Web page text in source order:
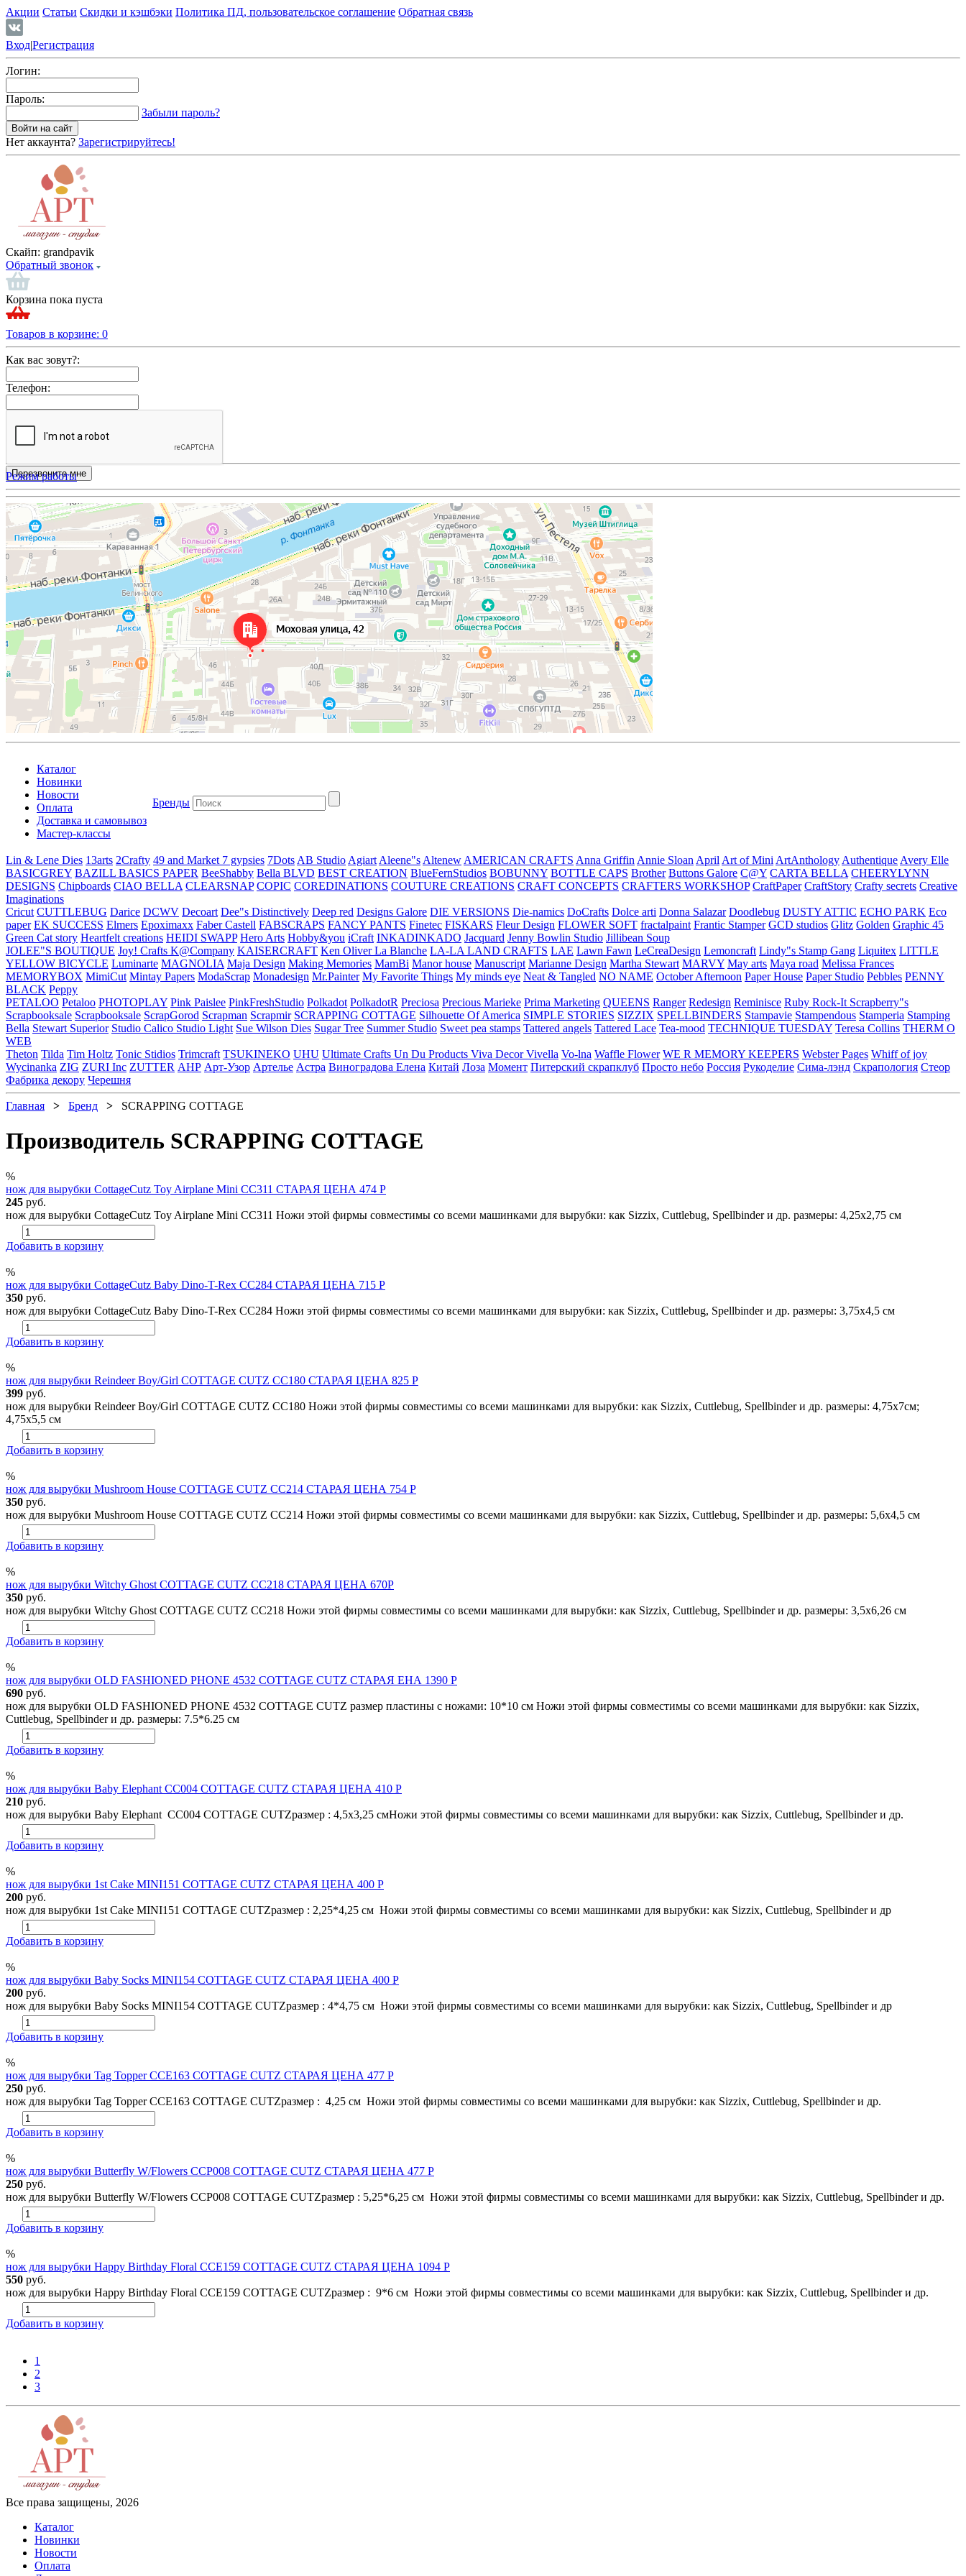
Акции Статьи Скидки и кэшбэки Политика ПД, пользовательское соглашение Обратная связь
Вход|Регистрация
Логин:
Пароль:
Забыли пароль?
Нет аккаунта? Зарегистрируйтесь!
Скайп: grandpavik
Обратный звонок
Корзина пока пуста
Товаров в корзине: 0
Как вас зовут?:
Телефон:
Режим работы
Каталог
Новинки
Новости
Оплата
Доставка и самовывоз
Мастер-классы
Бренды
Lin & Lene Dies 13arts 2Crafty 49 and Market 7 gypsies 7Dots AB Studio Agiart Aleene"s Altenew AMERICAN CRAFTS Anna Griffin Annie Sloan April Art of Mini ArtAnthology Authentique Avery Elle
BASICGREY BAZILL BASICS PAPER BeeShabby Bella BLVD BEST CREATION BlueFernStudios BOBUNNY BOTTLE CAPS Brother Buttons Galore C@Y CARTA BELLA CHEERYLYNN
DESIGNS Chipboards CIAO BELLA CLEARSNAP COPIC COREDINATIONS COUTURE CREATIONS CRAFT CONCEPTS CRAFTERS WORKSHOP CraftPaper CraftStory Crafty secrets Creative
Imaginations
Cricut CUTTLEBUG Darice DCWV Decoart Dee"s Distinctively Deep red Designs Galore DIE VERSIONS Die-namics DoCrafts Dolce arti Donna Salazar Doodlebug DUSTY ATTIC ECHO PARK Eco
paper EK SUCCESS Elmers Epoximaxx Faber Castell FABSCRAPS FANCY PANTS Finetec FISKARS Fleur Design FLOWER SOFT fractalpaint Frantic Stamper GCD studios Glitz Golden Graphic 45
Green Cat story Heartfelt creations HEIDI SWAPP Hero Arts Hobby&you iCraft INKADINKADO Jacquard Jenny Bowlin Studio Jillibean Soup
JOLEE"S BOUTIQUE Joy! Crafts K@Company KAISERCRAFT Ken OliverLa Blanche LA-LA LAND CRAFTS LAE Lawn Fawn LeCreaDesign Lemoncraft Lindy"s Stamp Gang Liquitex LITTLE
YELLOW BICYCLE Luminarte MAGNOLIA Maja Design Making Memories MamBi Manor house Manuscript Marianne Design Martha Stewart MARVY May arts Maya road Melissa Frances
MEMORYBOX MimiCut Mintay Papers ModaScrap Monadesign Mr.Painter My Favorite Things My minds eye Neat & Tangled NO NAME October Afternoon Paper House Paper Studio Pebbles PENNY
BLACK Peppy
PETALOO Petaloo PHOTOPLAY Pink Paislee PinkFreshStudio Polkadot PolkadotR Preciosa Precious Marieke Prima Marketing QUEENS Ranger Redesign Reminisce Ruby Rock-It Scrapberry"s
Scrapbooksale Scrapbooksale ScrapGorod Scrapman Scrapmir SCRAPPING COTTAGE Silhouette Of America SIMPLE STORIES SIZZIX SPELLBINDERS Stampavie Stampendous Stamperia Stamping
Bella Stewart Superior Studio Calico Studio Light Sue Wilson Dies Sugar Tree Summer Studio Sweet pea stamps Tattered angels Tattered Lace Tea-mood TECHNIQUE TUESDAY Teresa Collins THERM O
WEB
Theton Tilda Tim Holtz Tonic Stidios Trimcraft TSUKINEKO UHU Ultimate Crafts Un Du Products Viva DecorVivella Vo-lna Waffle Flower WE R MEMORY KEEPERS Webster Pages Whiff of joy
Wycinanka ZIG ZURI Inc ZUTTER АНР Арт-Узор Артелье Астра Виноградова Елена Китай Лоза Момент Питерский скрапклуб Просто небо Россия Рукоделие Сима-лэнд Скрапология Стеор
Фабрика декору Черешня
Главная > Бренд > SCRAPPING COTTAGE
Производитель SCRAPPING COTTAGE
%
нож для вырубки CottageCutz Toy Airplane Mini CC311 СТАРАЯ ЦЕНА 474 Р
245 руб.
нож для вырубки CottageCutz Toy Airplane Mini CC311 Ножи этой фирмы совместимы со всеми машинками для вырубки: как Sizzix, Cuttlebug, Spellbinder и др. размеры: 4,25х2,75 см
Добавить в корзину
%
нож для вырубки CottageCutz Baby Dino-T-Rex CC284 СТАРАЯ ЦЕНА 715 Р
350 руб.
нож для вырубки CottageCutz Baby Dino-T-Rex CC284 Ножи этой фирмы совместимы со всеми машинками для вырубки: как Sizzix, Cuttlebug, Spellbinder и др. размеры: 3,75x4,5 см
Добавить в корзину
%
нож для вырубки Reindeer Boy/Girl COTTAGE CUTZ CC180 СТАРАЯ ЦЕНА 825 Р
399 руб.
нож для вырубки Reindeer Boy/Girl COTTAGE CUTZ CC180 Ножи этой фирмы совместимы со всеми машинками для вырубки: как Sizzix, Cuttlebug, Spellbinder и др. размеры: 4,75x7см;
4,75x5,5 см
Добавить в корзину
%
нож для вырубки Mushroom House COTTAGE CUTZ CC214 СТАРАЯ ЦЕНА 754 Р
350 руб.
нож для вырубки Mushroom House COTTAGE CUTZ CC214 Ножи этой фирмы совместимы со всеми машинками для вырубки: как Sizzix, Cuttlebug, Spellbinder и др. размеры: 5,6х4,5 см
Добавить в корзину
%
нож для вырубки Witchy Ghost COTTAGE CUTZ CC218 СТАРАЯ ЦЕНА 670Р
350 руб.
нож для вырубки Witchy Ghost COTTAGE CUTZ CC218 Ножи этой фирмы совместимы со всеми машинками для вырубки: как Sizzix, Cuttlebug, Spellbinder и др. размеры: 3,5х6,26 см
Добавить в корзину
%
нож для вырубки OLD FASHIONED PHONE 4532 COTTAGE CUTZ СТАРАЯ ЕНА 1390 Р
690 руб.
нож для вырубки OLD FASHIONED PHONE 4532 COTTAGE CUTZ размер пластины с ножами: 10*10 см Ножи этой фирмы совместимы со всеми машинками для вырубки: как Sizzix,
Cuttlebug, Spellbinder и др. размеры: 7.5*6.25 см
Добавить в корзину
%
нож для вырубки Baby Elephant CC004 COTTAGE CUTZ СТАРАЯ ЦЕНА 410 Р
210 руб.
нож для вырубки Baby Elephant CC004 COTTAGE CUTZразмер : 4,5х3,25 смНожи этой фирмы совместимы со всеми машинками для вырубки: как Sizzix, Cuttlebug, Spellbinder и др.
Добавить в корзину
%
нож для вырубки 1st Cake MINI151 COTTAGE CUTZ СТАРАЯ ЦЕНА 400 Р
200 руб.
нож для вырубки 1st Cake MINI151 COTTAGE CUTZразмер : 2,25*4,25 см Ножи этой фирмы совместимы со всеми машинками для вырубки: как Sizzix, Cuttlebug, Spellbinder и др
Добавить в корзину
%
нож для вырубки Baby Socks MINI154 COTTAGE CUTZ СТАРАЯ ЦЕНА 400 Р
200 руб.
нож для вырубки Baby Socks MINI154 COTTAGE CUTZразмер : 4*4,75 см Ножи этой фирмы совместимы со всеми машинками для вырубки: как Sizzix, Cuttlebug, Spellbinder и др
Добавить в корзину
%
нож для вырубки Tag Topper CCE163 COTTAGE CUTZ СТАРАЯ ЦЕНА 477 Р
250 руб.
нож для вырубки Tag Topper CCE163 COTTAGE CUTZразмер : 4,25 см Ножи этой фирмы совместимы со всеми машинками для вырубки: как Sizzix, Cuttlebug, Spellbinder и др.
Добавить в корзину
%
нож для вырубки Butterfly W/Flowers CCP008 COTTAGE CUTZ СТАРАЯ ЦЕНА 477 Р
250 руб.
нож для вырубки Butterfly W/Flowers CCP008 COTTAGE CUTZразмер : 5,25*6,25 см Ножи этой фирмы совместимы со всеми машинками для вырубки: как Sizzix, Cuttlebug, Spellbinder и др.
Добавить в корзину
%
нож для вырубки Happy Birthday Floral CCE159 COTTAGE CUTZ СТАРАЯ ЦЕНА 1094 Р
550 руб.
нож для вырубки Happy Birthday Floral CCE159 COTTAGE CUTZразмер : 9*6 см Ножи этой фирмы совместимы со всеми машинками для вырубки: как Sizzix, Cuttlebug, Spellbinder и др.
Добавить в корзину
1
2
3
Все права защищены, 2026
Каталог
Новинки
Новости
Оплата